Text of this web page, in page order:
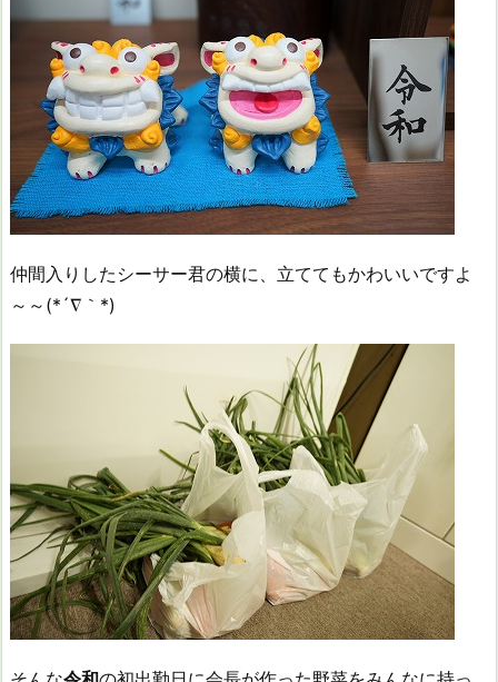
仲間入りしたシーサー君の横に、立ててもかわいいですよ
～～(*´∇｀*)